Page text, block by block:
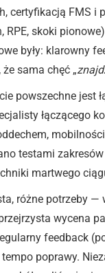
certyfikacją FMS i
RPE, skoki
były: klarowny
sama chęć „
powszechne jest
łączącego
testami
martwego
różne potrzeby
wycena
feedback
poprawy.